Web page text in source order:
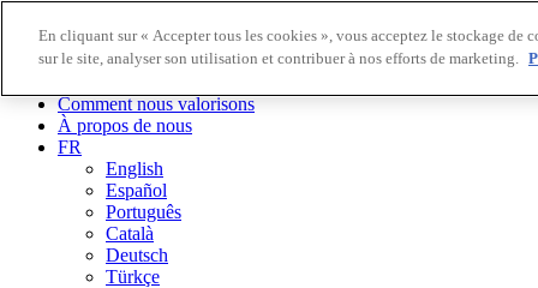
Destinations Biosphere
Comment nous valorisons
À propos de nous
FR
English
Español
Português
Català
Deutsch
Türkçe
En cliquant sur « Accepter tous les cookies », vous acceptez le stockage
sur le site, analyser son utilisation et contribuer à nos efforts de marketing.